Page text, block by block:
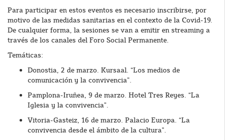
Para participar en estos eventos es necesario inscribirse, por
motivo de las medidas sanitarias en el contexto de la Covid-19.
De cualquier forma, la sesiones se van a emitir en streaming a
través de los canales del Foro Social Permanente.
Temáticas:
Donostia, 2 de marzo. Kursaal. “Los medios de
comunicación y la convivencia”.
Pamplona-Iruñea, 9 de marzo. Hotel Tres Reyes. “La
Iglesia y la convivencia”.
Vitoria-Gasteiz, 16 de marzo. Palacio Europa. “La
convivencia desde el ámbito de la cultura”.